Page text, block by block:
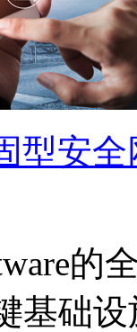
型安
的
基础